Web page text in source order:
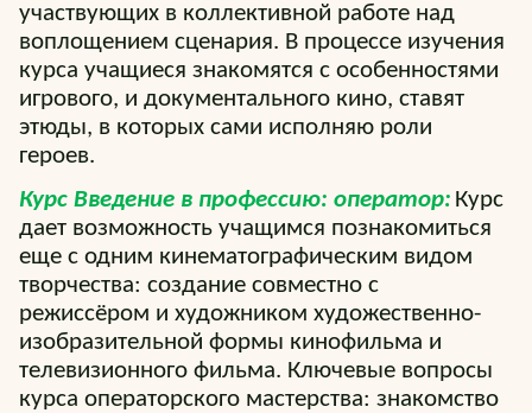
участвующих в коллективной работе над
воплощением сценария. В процессе изучения
курса учащиеся знакомятся с особенностями
игрового, и документального кино, ставят
этюды, в которых сами исполняю роли
героев.
Курс Введение в профессию: оператор: Курс
дает возможность учащимся познакомиться
еще с одним кинематографическим видом
творчества: создание совместно с
режиссёром и художником художественно-
изобразительной формы кинофильма и
телевизионного фильма. Ключевые вопросы
курса операторского мастерства: знакомство